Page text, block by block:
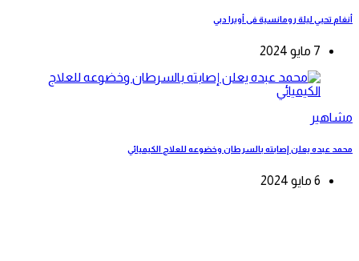
أنغام تحيي ليلة رومانسية فى أوبرا دبي
7 مايو 2024
مشاهير
محمد عبده يعلن إصابته بالسرطان وخضوعه للعلاج الكيميائي
6 مايو 2024